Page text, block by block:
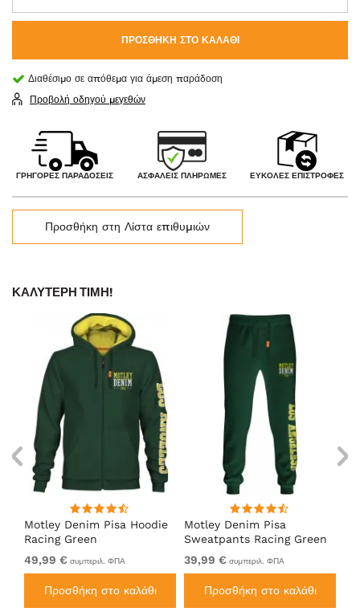
ΠΡΟΣΘΉΚΗ ΣΤΟ ΚΑΛΆΘΙ
Διαθέσιμο σε απόθεμα για άμεση παράδοση
Προβολή οδηγού μεγεθών
ΓΡΉΓΟΡΕΣ ΠΑΡΑΔΌΣΕΙΣ ΑΣΦΑΛΕΊΣ ΠΛΗΡΩΜΈΣ ΕΎΚΟΛΕΣ ΕΠΙΣΤΡΟΦΈΣ
Προσθήκη στη Λίστα επιθυμιών
ΚΑΛΎΤΕΡΗ ΤΙΜΉ!
Motley Denim Pisa Hoodie
Racing Green
49,99 € συμπεριλ. ΦΠΑ
Προσθήκη στο καλάθι
Motley Denim Pisa
Sweatpants Racing Green
39,99 € συμπεριλ. ΦΠΑ
Προσθήκη στο καλάθι